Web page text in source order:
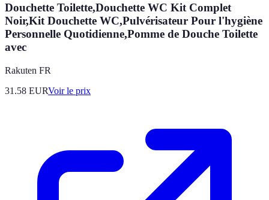
Douchette Toilette,Douchette WC Kit Complet
Noir,Kit Douchette WC,Pulvérisateur Pour l'hygiène
Personnelle Quotidienne,Pomme de Douche Toilette
avec
Rakuten FR
31.58 EURVoir le prix